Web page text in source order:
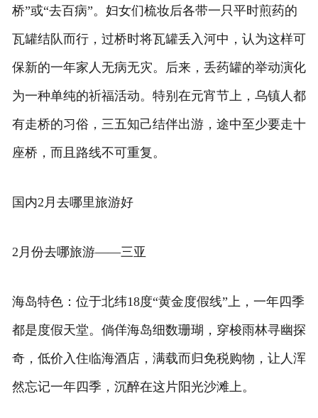
桥”或“去百病”。妇女们梳妆后各带一只平时煎药的
瓦罐结队而行，过桥时将瓦罐丢入河中，认为这样可
保新的一年家人无病无灾。后来，丢药罐的举动演化
为一种单纯的祈福活动。特别在元宵节上，乌镇人都
有走桥的习俗，三五知己结伴出游，途中至少要走十
座桥，而且路线不可重复。
国内2月去哪里旅游好
2月份去哪旅游——三亚
海岛特色：位于北纬18度“黄金度假线”上，一年四季
都是度假天堂。倘佯海岛细数珊瑚，穿梭雨林寻幽探
奇，低价入住临海酒店，满载而归免税购物，让人浑
然忘记一年四季，沉醉在这片阳光沙滩上。